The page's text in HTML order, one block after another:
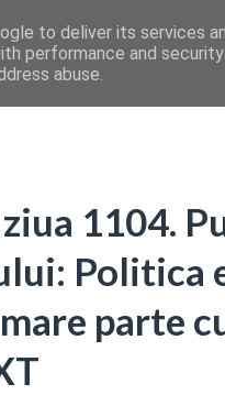
1104.
Politica
parte
to deliver its services
performance and
abuse.